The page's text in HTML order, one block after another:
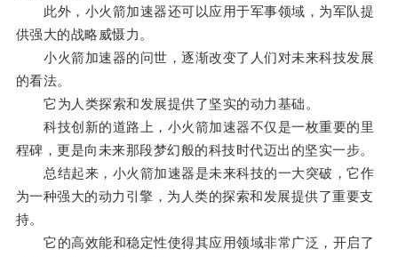
此外，小火箭加速器还可以应用于军事领域，为军队提
供强大的战略威慑力。
小火箭加速器的问世，逐渐改变了人们对未来科技发展
的看法。
它为人类探索和发展提供了坚实的动力基础。
科技创新的道路上，小火箭加速器不仅是一枚重要的里
程碑，更是向未来那段梦幻般的科技时代迈出的坚实一步。
总结起来，小火箭加速器是未来科技的一大突破，它作
为一种强大的动力引擎，为人类的探索和发展提供了重要支
持。
它的高效能和稳定性使得其应用领域非常广泛，开启了